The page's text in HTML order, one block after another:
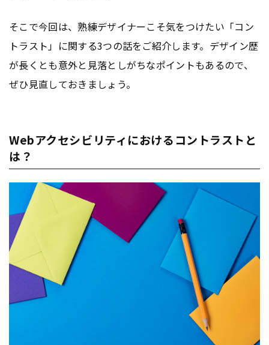
そこで今回は、熟練デザイナーこそ気をつけたい「コン
トラスト」に関する3つの話をご紹介します。デザイン歴
が長くとも意外と見落としがちなポイントもあるので、
ぜひ見直しておきましょう。
Webアクセシビリティにおけるコントラストと
は？